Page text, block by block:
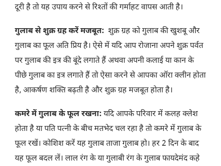
दूरी है तो यह उपाय करने से रिश्तों की गर्माहट वापस आती है।
गुलाब से शुक्र ग्रह करें मजबूत: शुक्र ग्रह को गुलाब की खुशबू और
गुलाब का फूल अति प्रिय है। ऐसे में यदि आप रोजाना अपने शुक्र पर्वत
पर गुलाब की इत्र की बूंदे लगाते हैं अथवा अपनी कलाई या कान के
पीछे गुलाब का इत्र लगाते हैं तो ऐसा करने से आपका ऑरा क्लीन होता
है, आकर्षण शक्ति बढ़ती है और शुक्र ग्रह मजबूत होता है।
कमरे में गुलाब के फूल रखना: यदि आपके परिवार में कलह क्लेश
होता है या पति पत्नी के बीच मतभेद चल रहा है तो कमरे में गुलाब के
फूल रखें। कोशिश करें यह गुलाब ताजा गुलाब हो। हर 2 दिन के बाद
यह फूल बदल लें। लाल रंग के या गुलाबी रंग के गुलाब फायदेमंद कहे